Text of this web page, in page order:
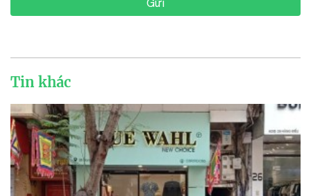
Gửi
Tin khác